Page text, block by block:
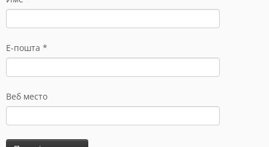
Е-пошта *
Веб место